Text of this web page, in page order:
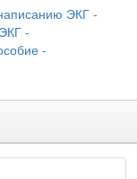
ЭКГ -
-
-